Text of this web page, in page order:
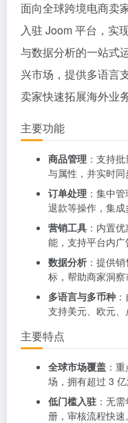
面向全球跨境电商卖
入驻 Joom 平台，实
与数据分析的一站式
兴市场，提供多语言
卖家快速拓展海外业务
主要功能
商品管理 ：支持
与属性，并实时同
订单处理 ：集中
退款等操作，集成
营销工具 ：内置
能，支持平台内广
数据分析 ：提供
标，帮助商家洞察
多语言与多币种
支持美元、欧元、
主要特点
全球市场覆盖 ：
场，拥有超过 3 亿
低门槛入驻 ：无
册，审核流程快速。